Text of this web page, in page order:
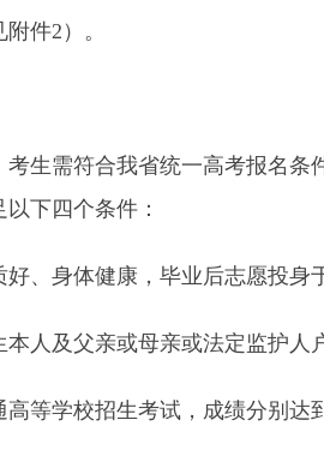
件2）。
需符合我省统一高考报名条件
下四个条件：
身体健康，毕业后志愿投身
及父亲或母亲或法定监护人
学校招生考试，成绩分别达